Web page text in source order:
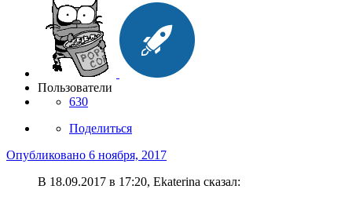
Пользователи
630
Поделиться
Опубликовано 6 ноября, 2017
В 18.09.2017 в 17:20, Ekaterina сказал: